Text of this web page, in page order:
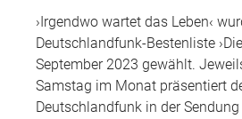
›Irgendwo wartet das Leben‹
Deutschlandfunk-Bestenliste
September 2023 gewählt.
Samstag im Monat präsentiert
Deutschlandfunk in der Sendung